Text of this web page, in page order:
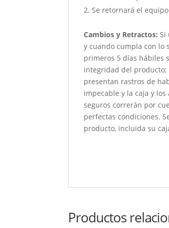
Se retornará el
Cambios y Retractos: Si
y cuando cumpla con lo
primeros 5 días hábiles
integridad del
presentan rastros de
impecable y la caja y
seguros correrán por
perfectas condiciones.
producto, incluida su
Productos